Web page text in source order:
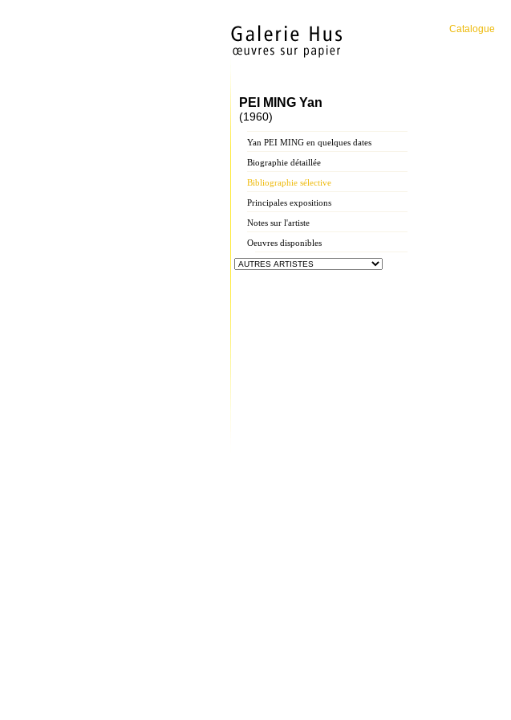
Catalogue
PEI MING Yan
(1960)
Yan PEI MING en quelques dates
Biographie détaillée
Bibliographie sélective
Principales expositions
Notes sur l'artiste
Oeuvres disponibles